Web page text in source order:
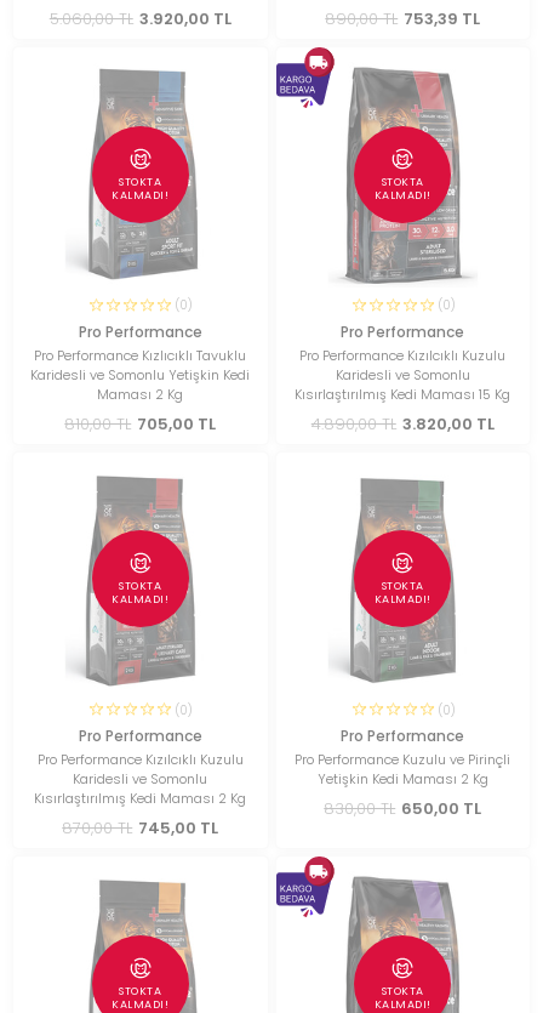
5.060,00 TL 3.920,00 TL 890,00 TL 753,39 TL
STOKTA
KALMADI!
(0)
Pro Performance
Pro Performance Kızlıcıklı Tavuklu
Karidesli ve Somonlu Yetişkin Kedi
Maması 2 Kg
810,00 TL 705,00 TL
STOKTA
KALMADI!
(0)
Pro Performance
Pro Performance Kızılcıklı Kuzulu
Karidesli ve Somonlu
Kısırlaştırılmış Kedi Maması 15 Kg
4.890,00 TL 3.820,00 TL
STOKTA
KALMADI!
(0)
Pro Performance
Pro Performance Kızılcıklı Kuzulu
Karidesli ve Somonlu
Kısırlaştırılmış Kedi Maması 2 Kg
870,00 TL 745,00 TL
STOKTA
KALMADI!
(0)
Pro Performance
Pro Performance Kuzulu ve Pirinçli
Yetişkin Kedi Maması 2 Kg
830,00 TL 650,00 TL
STOKTA
KALMADI!
STOKTA
KALMADI!